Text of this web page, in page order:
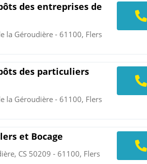
des entreprises de
la Géroudière - 61100, Flers
des particuliers
la Géroudière - 61100, Flers
et Bocage
CS 50209 - 61100, Flers